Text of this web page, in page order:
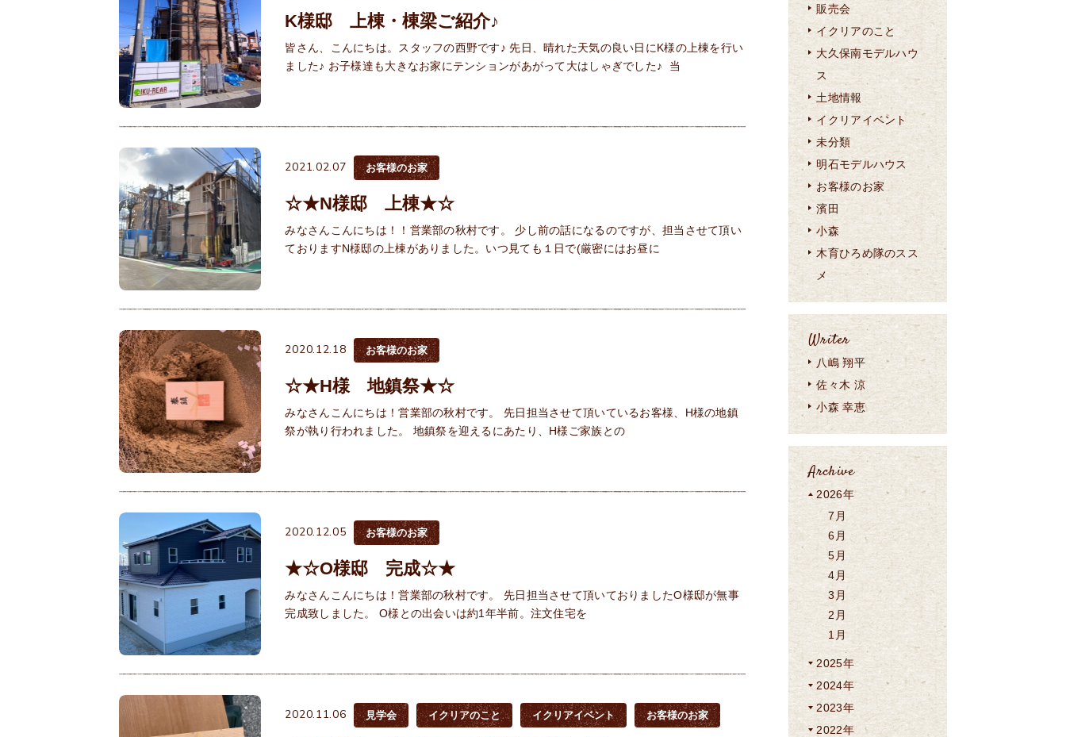
K様邸 上棟・棟梁ご紹介♪
皆さん、こんにちは。スタッフの西野です♪ 先日、晴れた天気の良い日にK様の上棟を行い
ました♪ お子様達も大きなお家にテンションがあがって大はしゃぎでした♪ 当
2021.02.07 お客様のお家
☆★N様邸 上棟★☆
みなさんこんにちは！！営業部の秋村です。 少し前の話になるのですが、担当させて頂い
ておりますN様邸の上棟がありました。いつ見ても１日で(厳密にはお昼に
2020.12.18 お客様のお家
☆★H様 地鎮祭★☆
みなさんこんにちは！営業部の秋村です。 先日担当させて頂いているお客様、H様の地鎮
祭が執り行われました。 地鎮祭を迎えるにあたり、H様ご家族との
2020.12.05 お客様のお家
★☆O様邸 完成☆★
みなさんこんにちは！営業部の秋村です。 先日担当させて頂いておりましたO様邸が無事
完成致しました。 O様との出会いは約1年半前。注文住宅を
2020.11.06 見学会 イクリアのこと イクリアイベント お客様のお家
販売会
イクリアのこと
大久保南モデルハウ
ス
土地情報
イクリアイベント
未分類
明石モデルハウス
お客様のお家
濱田
小森
木育ひろめ隊のスス
メ
Writer
八嶋 翔平
佐々木 涼
小森 幸恵
Archive
2026年
7月
6月
5月
4月
3月
2月
1月
2025年
2024年
2023年
2022年